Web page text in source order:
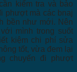
kiểm tra và bảo
phượt mà các bnaj
bền như mới. Nên
mình trong suốt
kiệm chi phí sửa
tốt, vừa đem lại
chuyến đi phượt